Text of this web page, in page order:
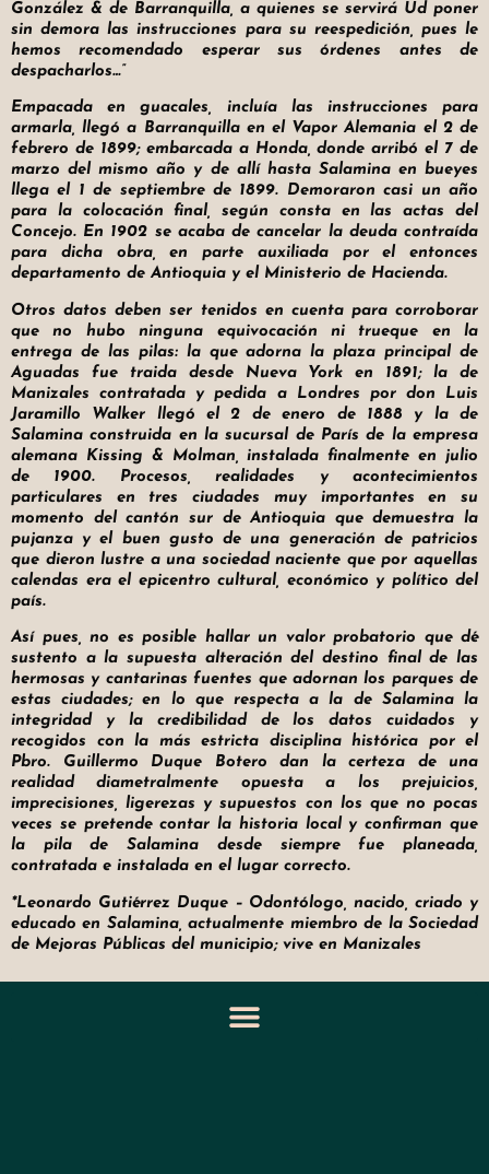
González & de Barranquilla, a quienes se servirá Ud poner
sin demora las instrucciones para su reespedición, pues le
hemos recomendado esperar sus órdenes antes de
despacharlos…”
Empacada en guacales, incluía las instrucciones para
armarla, llegó a Barranquilla en el Vapor Alemania el 2 de
febrero de 1899; embarcada a Honda, donde arribó el 7 de
marzo del mismo año y de allí hasta Salamina en bueyes
llega el 1 de septiembre de 1899. Demoraron casi un año
para la colocación final, según consta en las actas del
Concejo. En 1902 se acaba de cancelar la deuda contraída
para dicha obra, en parte auxiliada por el entonces
departamento de Antioquia y el Ministerio de Hacienda.
Otros datos deben ser tenidos en cuenta para corroborar
que no hubo ninguna equivocación ni trueque en la
entrega de las pilas: la que adorna la plaza principal de
Aguadas fue traida desde Nueva York en 1891; la de
Manizales contratada y pedida a Londres por don Luis
Jaramillo Walker llegó el 2 de enero de 1888 y la de
Salamina construida en la sucursal de París de la empresa
alemana Kissing & Molman, instalada finalmente en julio
de 1900. Procesos, realidades y acontecimientos
particulares en tres ciudades muy importantes en su
momento del cantón sur de Antioquia que demuestra la
pujanza y el buen gusto de una generación de patricios
que dieron lustre a una sociedad naciente que por aquellas
calendas era el epicentro cultural, económico y político del
país.
Así pues, no es posible hallar un valor probatorio que dé
sustento a la supuesta alteración del destino final de las
hermosas y cantarinas fuentes que adornan los parques de
estas ciudades; en lo que respecta a la de Salamina la
integridad y la credibilidad de los datos cuidados y
recogidos con la más estricta disciplina histórica por el
Pbro. Guillermo Duque Botero dan la certeza de una
realidad diametralmente opuesta a los prejuicios,
imprecisiones, ligerezas y supuestos con los que no pocas
veces se pretende contar la historia local y confirman que
la pila de Salamina desde siempre fue planeada,
contratada e instalada en el lugar correcto.
*Leonardo Gutiérrez Duque – Odontólogo, nacido, criado y
educado en Salamina, actualmente miembro de la Sociedad
de Mejoras Públicas del municipio; vive en Manizales